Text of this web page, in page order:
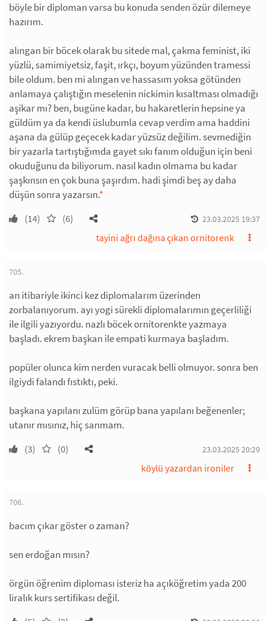
böyle bir diploman varsa bu konuda senden özür dilemeye
hazırım.
alıngan bir böcek olarak bu sitede mal, çakma feminist, iki
yüzlü, samimiyetsiz, faşit, ırkçı, boyum yüzünden tramessi
bile oldum. ben mi alıngan ve hassasım yoksa götünden
anlamaya çalıştığın meselenin nickimin kısaltması olmadığı
aşikar mı? ben, bugüne kadar, bu hakaretlerin hepsine ya
güldüm ya da kendi üslubumla cevap verdim ama haddini
aşana da gülüp geçecek kadar yüzsüz değilim. sevmediğin
bir yazarla tartıştığımda gayet sıkı fanım olduğun için beni
okuduğunu da biliyorum. nasıl kadın olmama bu kadar
şaşkınsın en çok buna şaşırdım. hadi şimdi beş ay daha
düşün sonra yazarsın.*
(14) (6) 23.03.2025 19:37
tayini ağrı dağına çıkan ornitorenk
705.
an itibariyle ikinci kez diplomalarım üzerinden
zorbalanıyorum. ayı yogi sürekli diplomalarımın geçerliliği
ile ilgili yazıyordu. nazlı böcek ornitorenkte yazmaya
başladı. ekrem başkan ile empati kurmaya başladım.
popüler olunca kim nerden vuracak belli olmuyor. sonra ben
ilgiydi falandı fıstıktı, peki.
başkana yapılanı zulüm görüp bana yapılanı beğenenler;
utanır mısınız, hiç sanmam.
(3) (0) 23.03.2025 20:29
köylü yazardan ironiler
706.
bacım çıkar göster o zaman?
sen erdoğan mısın?
örgün öğrenim diploması isteriz ha açıköğretim yada 200
liralık kurs sertifikası değil.